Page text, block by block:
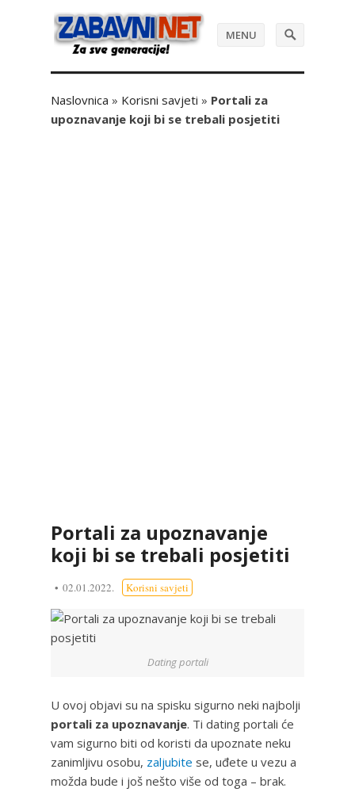
MENU
Naslovnica » Korisni savjeti » Portali za
upoznavanje koji bi se trebali posjetiti
Portali za upoznavanje
koji bi se trebali posjetiti
02.01.2022. Korisni savjeti
Dating portali
U ovoj objavi su na spisku sigurno neki najbolji
portali za upoznavanje. Ti dating portali će
vam sigurno biti od koristi da upoznate neku
zanimljivu osobu, zaljubite se, uđete u vezu a
možda bude i još nešto više od toga – brak.